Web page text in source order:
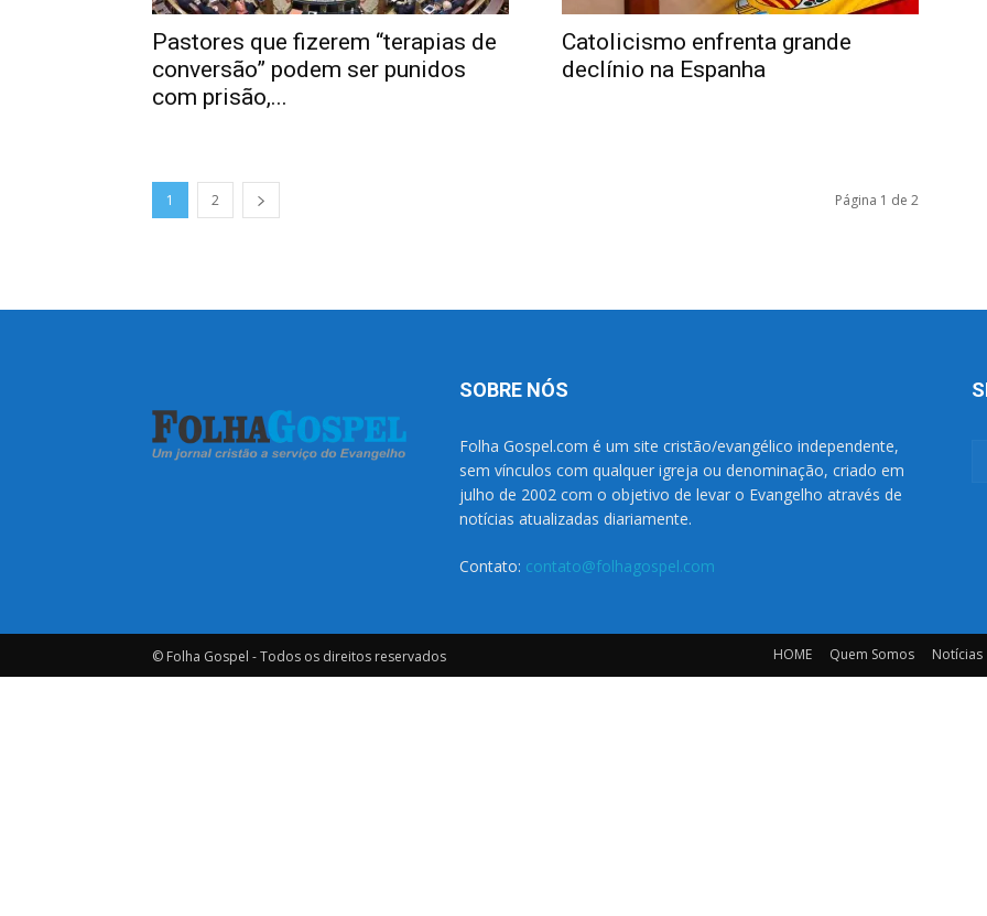
Pastores que fizerem “terapias de
conversão” podem ser punidos
com prisão,...
Catolicismo enfrenta grande
declínio na Espanha
1 2 Página 1 de 2
SOBRE NÓS
Folha Gospel.com é um site cristão/evangélico independente,
sem vínculos com qualquer igreja ou denominação, criado em
julho de 2002 com o objetivo de levar o Evangelho através de
notícias atualizadas diariamente.
Contato: contato@folhagospel.com
© Folha Gospel - Todos os direitos reservados HOME Quem Somos Notícias